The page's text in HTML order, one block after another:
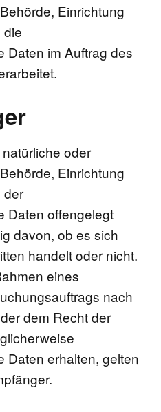
Einrichtung
die
Daten im Auftrag des
oder
Einrichtung
der
Daten offengelegt
davon, ob es sich
handelt oder nicht.
eines
nach
dem Recht der
Daten erhalten, gelten